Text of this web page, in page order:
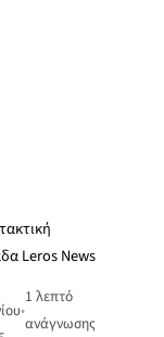
Leros News
•
1 λεπτό
ανάγνωσης